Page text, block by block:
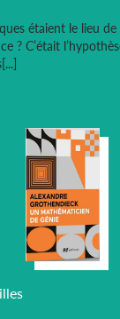
étaient le lieu
? C’était